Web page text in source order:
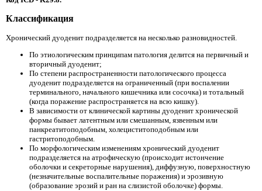
Классификация
Хронический дуоденит подразделяется на несколько разновидностей.
По этиологическим принципам патология делится на первичный и
вторичный дуоденит;
По степени распространенности патологического процесса
дуоденит подразделяется на ограниченный (при воспалении
терминального, начального кишечника или сосочка) и тотальный
(когда поражение распространяется на всю кишку).
В зависимости от клинической картины дуоденит хронической
формы бывает латентным или смешанным, язвенным или
панкреатитоподобным, холециститоподобным или
гастритоподобным.
По морфологическим изменениям хронический дуоденит
подразделяется на атрофическую (происходит истончение
оболочки и секреторные нарушения), диффузную, поверхностную
(незначительные воспалительные поражения) и эрозивную
(образование эрозий и ран на слизистой оболочке) формы.